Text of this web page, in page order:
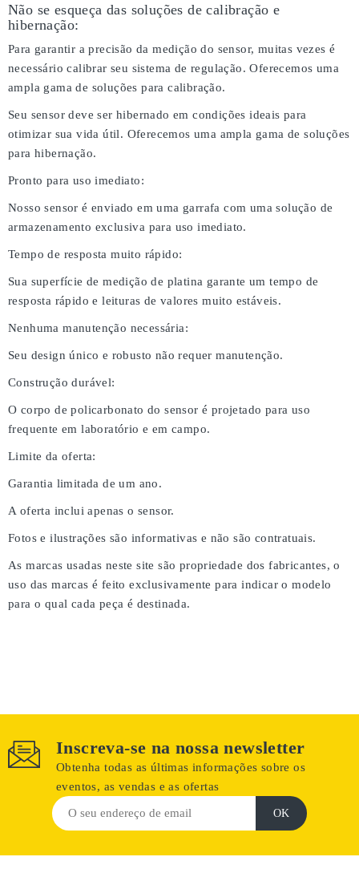
Não se esqueça das soluções de calibração e
hibernação:
Para garantir a precisão da medição do sensor, muitas vezes é
necessário calibrar seu sistema de regulação. Oferecemos uma
ampla gama de soluções para calibração.
Seu sensor deve ser hibernado em condições ideais para
otimizar sua vida útil. Oferecemos uma ampla gama de soluções
para hibernação.
Pronto para uso imediato:
Nosso sensor é enviado em uma garrafa com uma solução de
armazenamento exclusiva para uso imediato.
Tempo de resposta muito rápido:
Sua superfície de medição de platina garante um tempo de
resposta rápido e leituras de valores muito estáveis.
Nenhuma manutenção necessária:
Seu design único e robusto não requer manutenção.
Construção durável:
O corpo de policarbonato do sensor é projetado para uso
frequente em laboratório e em campo.
Limite da oferta:
Garantia limitada de um ano.
A oferta inclui apenas o sensor.
Fotos e ilustrações são informativas e não são contratuais.
As marcas usadas neste site são propriedade dos fabricantes, o
uso das marcas é feito exclusivamente para indicar o modelo
para o qual cada peça é destinada.
Inscreva-se na nossa newsletter
Obtenha todas as últimas informações sobre os
eventos, as vendas e as ofertas